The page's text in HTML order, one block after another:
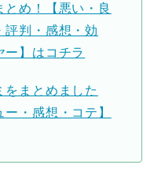
め！【悪い・良
評判・感想・効
ー】はコチラ
をまとめました
・感想・コテ】